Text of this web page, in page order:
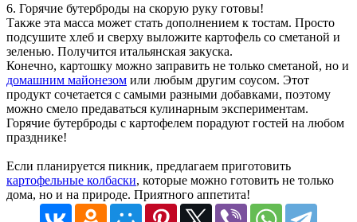
6. Горячие бутерброды на скорую руку готовы!
Также эта масса может стать дополнением к тостам. Просто
подсушите хлеб и сверху выложите картофель со сметаной и
зеленью. Получится итальянская закуска.
Конечно, картошку можно заправить не только сметаной, но и
домашним майонезом или любым другим соусом. Этот
продукт сочетается с самыми разными добавками, поэтому
можно смело предаваться кулинарным экспериментам.
Горячие бутерброды с картофелем порадуют гостей на любом
празднике!
Если планируется пикник, предлагаем приготовить
картофельные колбаски, которые можно готовить не только
дома, но и на природе. Приятного аппетита!